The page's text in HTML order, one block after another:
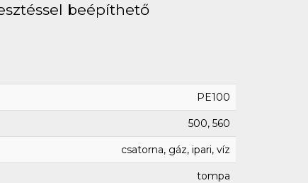
beépíthető
PE100
500, 560
csatorna, gáz, ipari, víz
tompa